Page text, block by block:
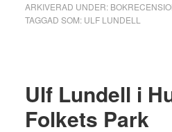
ARKIVERAD UNDER:
TAGGAD SOM: ULF LUNDELL
Ulf Lundell i
Folkets Park